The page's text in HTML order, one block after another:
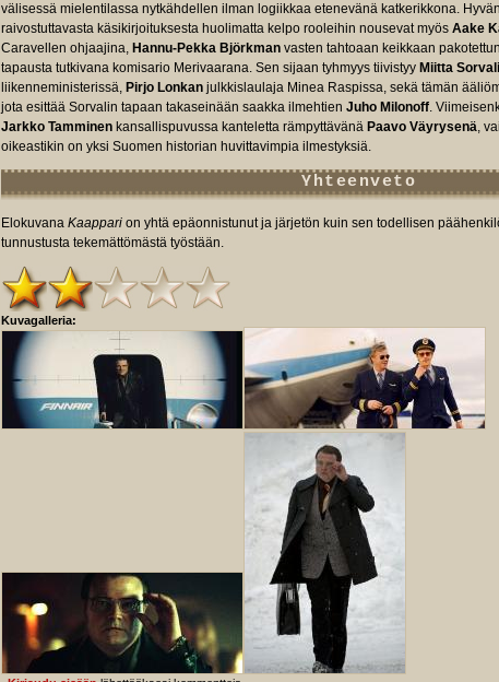
välisessä mielentilassa nytkähdellen ilman logiikkaa etenevänä katkerikkona.
raivostuttavasta käsikirjoituksesta huolimatta kelpo rooleihin nousevat myös Aake
Caravellen ohjaajina, Hannu-Pekka Björkman vasten tahtoaan keikkaan
tapausta tutkivana komisario Merivaarana. Sen sijaan tyhmyys tiivistyy Miitta
liikenneministerissä, Pirjo Lonkan julkkislaulaja Minea Raspissa, sekä tämän
jota esittää Sorvalin tapaan takaseinään saakka ilmehtien Juho Milonoff.
Jarkko Tamminen kansallispuvussa kanteletta rämpyttävänä Paavo Väyrysenä,
oikeastikin on yksi Suomen historian huvittavimpia ilmestyksiä.
Yhteenveto
Elokuvana Kaappari on yhtä epäonnistunut ja järjetön kuin sen todellisen
tunnustusta tekemättömästä työstään.
Kuvagalleria: